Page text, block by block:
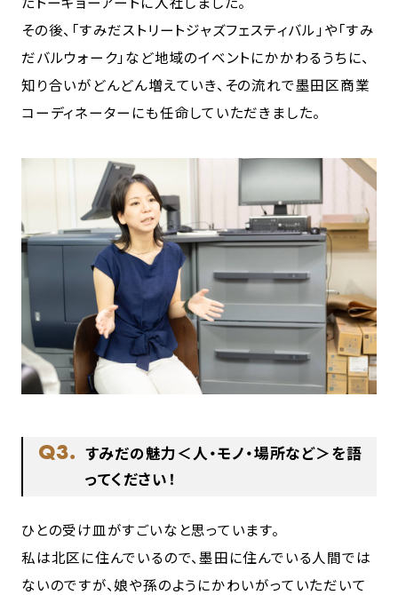
その後、「すみだストリートジャズフェスティバル」や「すみ
だバルウォーク」など地域のイベントにかかわるうちに、
知り合いがどんどん増えていき、その流れで墨田区商業
コーディネーターにも任命していただきました。
Q3. すみだの魅力＜人・モノ・場所など＞を語
ってください！
ひとの受け皿がすごいなと思っています。
私は北区に住んでいるので、墨田に住んでいる人間では
ないのですが、娘や孫のようにかわいがっていただいて